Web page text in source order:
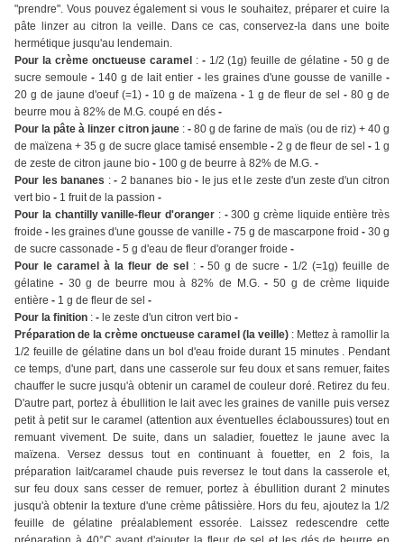
"prendre". Vous pouvez également si vous le souhaitez, préparer et cuire la
pâte linzer au citron la veille. Dans ce cas, conservez-la dans une boite
hermétique jusqu'au lendemain.
Pour la crème onctueuse caramel : -1/2 (1g) feuille de gélatine- 50 g de
sucre semoule- 140 g de lait entier -les graines d'une gousse de vanille-
20 g de jaune d'oeuf (=1) - 10 g de maïzena - 1 g de fleur de sel - 80 g de
beurre mou à 82% de M.G. coupé en dés -
Pour la pâte à linzer citron jaune: -80 g de farine de maïs (ou de riz) + 40 g
de maïzena + 35 g de sucre glace tamisé ensemble- 2 g de fleur de sel -1 g
de zeste de citron jaune bio - 100 g de beurre à 82% de M.G. -
Pour les bananes :- 2 bananes bio- le jus et le zeste d'un zeste d'un citron
vert bio - 1 fruit de la passion -
Pour la chantilly vanille-fleur d'oranger : -300 g crème liquide entière très
froide - les graines d'une gousse de vanille - 75 g de mascarpone froid - 30 g
de sucre cassonade - 5 g d'eau de fleur d'oranger froide -
Pour le caramel à la fleur de sel
: -50 g de sucre- 1/2 (=1g) feuille de
gélatine -30 g de beurre mou à 82% de M.G.- 50 g de crème liquide
entière - 1 g de fleur de sel -
Pour la finition : - le zeste d'un citron vert bio -
Préparation de la crème onctueuse caramel (la veille) : Mettez à ramollir la
1/2 feuille de gélatine dans un bol d'eau froide durant 15 minutes . Pendant
ce temps, d'une part, dans une casserole sur feu doux et sans remuer, faites
chauffer le sucre jusqu'à obtenir un caramel de couleur doré. Retirez du feu.
D'autre part, portez à ébullition le lait avec les graines de vanille puis versez
petit à petit sur le caramel (attention aux éventuelles éclaboussures) tout en
remuant vivement. De suite, dans un saladier, fouettez le jaune avec la
maïzena. Versez dessus tout en continuant à fouetter, en 2 fois, la
préparation lait/caramel chaude puis reversez le tout dans la casserole et,
sur feu doux sans cesser de remuer, portez à ébullition durant 2 minutes
jusqu'à obtenir la texture d'une crème pâtissière. Hors du feu, ajoutez la 1/2
feuille de gélatine préalablement essorée. Laissez redescendre cette